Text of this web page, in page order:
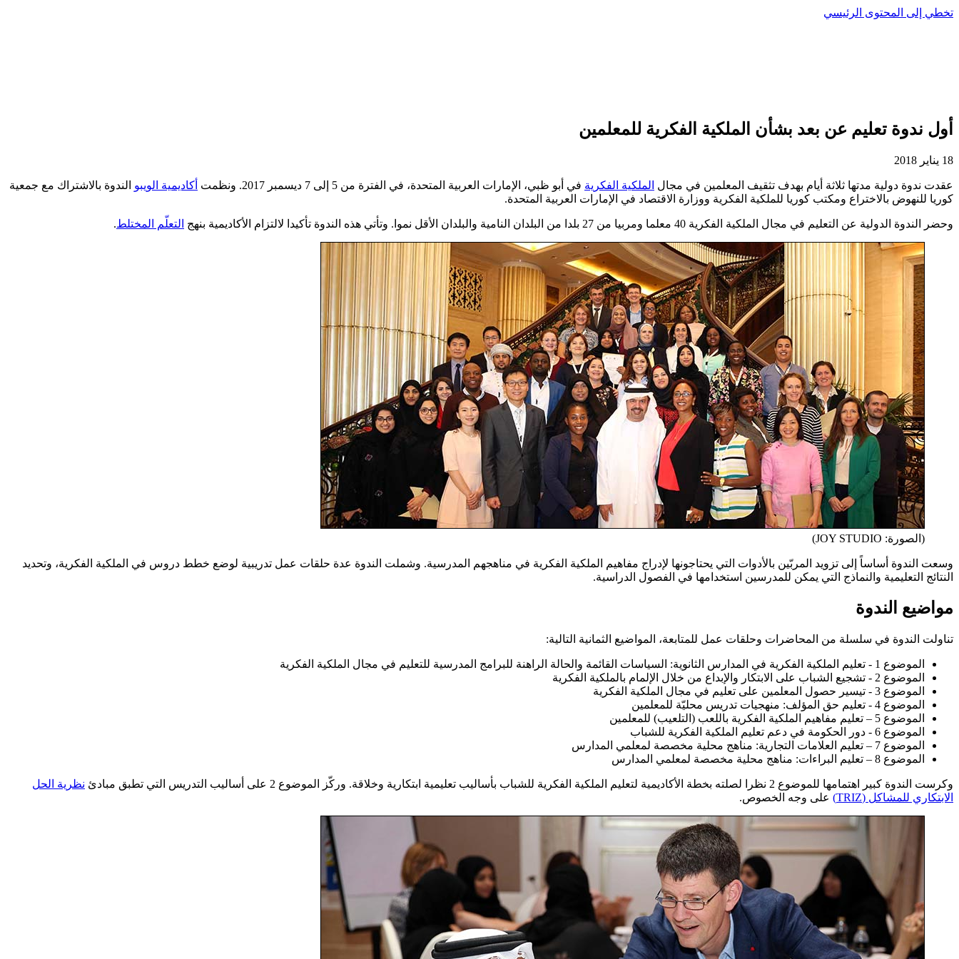
تخطي إلى المحتوى الرئيسي
أول ندوة تعليم عن بعد بشأن الملكية الفكرية للمعلمين
18 يناير 2018
عقدت ندوة دولية مدتها ثلاثة أيام بهدف تثقيف المعلمين في مجال الملكية الفكرية في أبو ظبي، الإمارات العربية المتحدة، في الفترة من 5 إلى 7 ديسمبر 2017. ونظمت أكاديمية الويبو الندوة بالاشتراك مع جمعية
كوريا للنهوض بالاختراع ومكتب كوريا للملكية الفكرية ووزارة الاقتصاد في الإمارات العربية المتحدة.
وحضر الندوة الدولية عن التعليم في مجال الملكية الفكرية 40 معلما ومربيا من 27 بلدا من البلدان النامية والبلدان الأقل نموا. وتأتي هذه الندوة تأكيدا لالتزام الأكاديمية بنهج التعلّم المختلط.
(الصورة: JOY STUDIO)
وسعت الندوة أساساً إلى تزويد المربّين بالأدوات التي يحتاجونها لإدراج مفاهيم الملكية الفكرية في مناهجهم المدرسية. وشملت الندوة عدة حلقات عمل تدريبية لوضع خطط دروس في الملكية الفكرية، وتحديد
النتائج التعليمية والنماذج التي يمكن للمدرسين استخدامها في الفصول الدراسية.
مواضيع الندوة
تناولت الندوة في سلسلة من المحاضرات وحلقات عمل للمتابعة، المواضيع الثمانية التالية:
الموضوع 1 - تعليم الملكية الفكرية في المدارس الثانوية: السياسات القائمة والحالة الراهنة للبرامج المدرسية للتعليم في مجال الملكية الفكرية
الموضوع 2 - تشجيع الشباب على الابتكار والإبداع من خلال الإلمام بالملكية الفكرية
الموضوع 3 - تيسير حصول المعلمين على تعليم في مجال الملكية الفكرية
الموضوع 4 - تعليم حق المؤلف: منهجيات تدريس محليّة للمعلمين
الموضوع 5 – تعليم مفاهيم الملكية الفكرية باللعب (التلعيب) للمعلمين
الموضوع 6 - دور الحكومة في دعم تعليم الملكية الفكرية للشباب
الموضوع 7 – تعليم العلامات التجارية: مناهج محلية مخصصة لمعلمي المدارس
الموضوع 8 – تعليم البراءات: مناهج محلية مخصصة لمعلمي المدارس
وكرست الندوة كبير اهتمامها للموضوع 2 نظرا لصلته بخطة الأكاديمية لتعليم الملكية الفكرية للشباب بأساليب تعليمية ابتكارية وخلاقة. وركّز الموضوع 2 على أساليب التدريس التي تطبق مبادئ
نظرية الحل
الابتكاري للمشاكل (TRIZ)
على وجه الخصوص.